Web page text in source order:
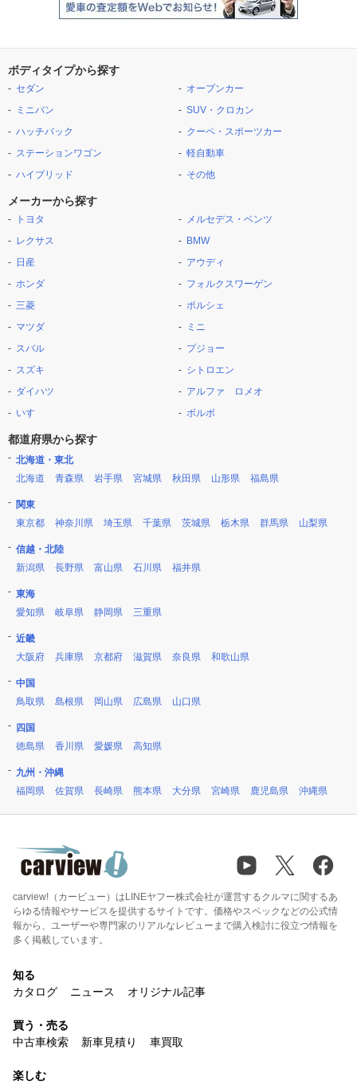
ボディタイプから探す
セダン
ミニバン
ハッチバック
ステーションワゴン
ハイブリッド
オープンカー
SUV・クロカン
クーペ・スポーツカー
軽自動車
その他
メーカーから探す
トヨタ
レクサス
日産
ホンダ
三菱
マツダ
スバル
スズキ
ダイハツ
いすゞ
メルセデス・ベンツ
BMW
アウディ
フォルクスワーゲン
ポルシェ
ミニ
プジョー
シトロエン
アルファ ロメオ
ボルボ
都道府県から探す
北海道・東北
北海道
青森県 岩手県 宮城県 秋田県 山形県 福島県
関東
東京都
神奈川県 埼玉県 千葉県 茨城県 栃木県 群馬県 山梨県
信越・北陸
新潟県
長野県 富山県 石川県 福井県
東海
愛知県
岐阜県 静岡県 三重県
近畿
大阪府
兵庫県 京都府 滋賀県 奈良県 和歌山県
中国
鳥取県
島根県 岡山県 広島県 山口県
四国
徳島県
香川県 愛媛県 高知県
九州・沖縄
福岡県
佐賀県 長崎県 熊本県 大分県 宮崎県 鹿児島県 沖縄県
carview!（カービュー）はLINEヤフー株式会社が運営するクルマに関するあ
らゆる情報やサービスを提供するサイトです。価格やスペックなどの公式情
報から、ユーザーや専門家のリアルなレビューまで購入検討に役立つ情報を
多く掲載しています。
知る
カタログ
ニュース オリジナル記事
買う・売る
中古車検索
新車見積り 車買取
楽しむ